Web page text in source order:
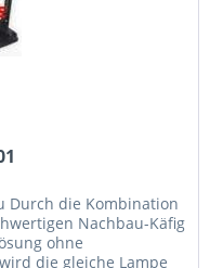
Durch die Kombination
Nachbau-Käfig
ohne
die gleiche Lampe